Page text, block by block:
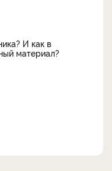
И как в
материал?